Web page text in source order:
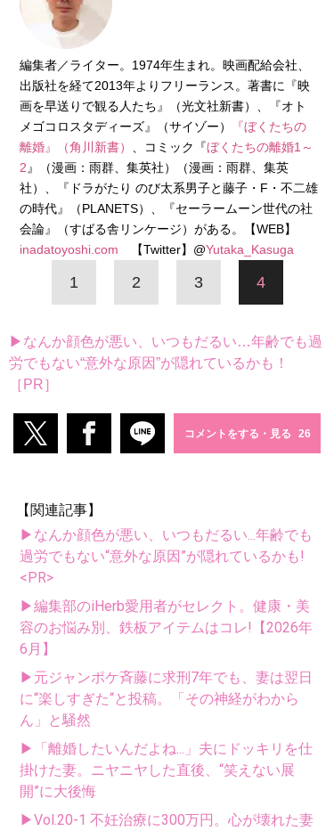
編集者／ライター。1974年生まれ。映画配給会社、
出版社を経て2013年よりフリーランス。著書に『映
画を早送りで観る人たち』（光文社新書）、『オト
メゴコロスタディーズ』（サイゾー）
『ぼくたちの
離婚』（角川新書） 、コミック『ぼくたちの離婚1～
2』（漫画：雨群、集英社）（漫画：雨群、集英
社）、『ドラがたり のび太系男子と藤子・F・不二雄
の時代』（PLANETS）、『セーラームーン世代の社
会論』（すばる舎リンケージ）がある。【WEB】
inadatoyoshi.com 【Twitter】@Yutaka_Kasuga
1 2 3 4
▶なんか顔色が悪い、いつもだるい…年齢でも過
労でもない“意外な原因”が隠れているかも！
［PR］
コメントをする・見る
【関連記事】
▶なんか顔色が悪い、いつもだるい...年齢でも
過労でもない“意外な原因”が隠れているかも!
<PR>
▶編集部のiHerb愛用者がセレクト。健康・美
容のお悩み別、鉄板アイテムはコレ!【2026年
6月】
▶元ジャンポケ斉藤に求刑7年でも、妻は翌日
に“楽しすぎた“と投稿。「その神経がわから
ん」と騒然
▶「離婚したいんだよね...」夫にドッキリを仕
掛けた妻。ニヤニヤした直後、“笑えない展
開”に大後悔
▶Vol.20-1 不妊治療に300万円。心が壊れた妻